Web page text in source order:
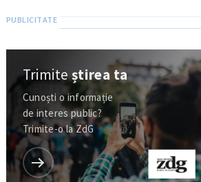
Trimiteștirea ta
Cunoști o informație
de interes public?
Trimite-o la ZdG